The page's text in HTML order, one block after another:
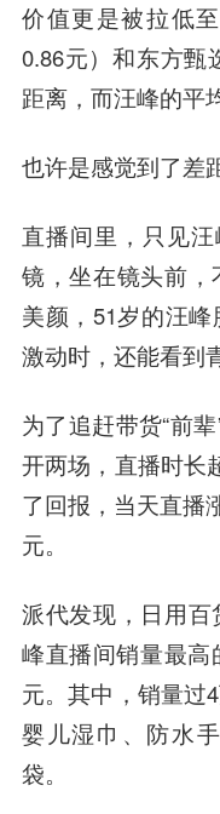
价值更是被拉低
0.86元）和东方甄
距离，而汪峰的平
也许是感觉到了差
直播间里，只见
镜，坐在镜头前
美颜，51岁的汪
激动时，还能看到
为了追赶带货“前
开两场，直播时长
了回报，当天直播
元。
派代发现，日用
峰直播间销量最
元。其中，销量过
婴儿湿巾、防水
袋。